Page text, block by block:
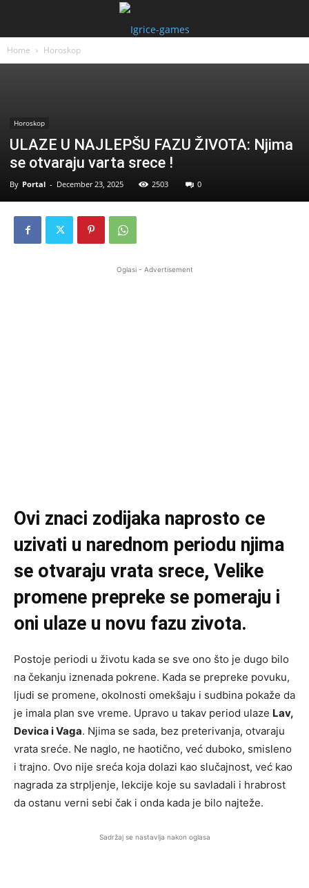
Home Horoskop
Horoskop
ULAZE U NAJLEPŠU FAZU ŽIVOTA: Njima
se otvaraju varta srece !
By Portal - December 23, 2025 2503 0
Oglasi - Advertisement
Ovi znaci zodijaka naprosto ce
uzivati u narednom periodu njima
se otvaraju vrata srece, Velike
promene prepreke se pomeraju i
oni ulaze u novu fazu zivota.
Postoje periodi u životu kada se sve ono što je dugo bilo
na čekanju iznenada pokrene. Kada se prepreke povuku,
ljudi se promene, okolnosti omekšaju i sudbina pokaže da
je imala plan sve vreme. Upravo u takav period ulaze Lav,
Devica i Vaga. Njima se sada, bez preterivanja, otvaraju
vrata sreće. Ne naglo, ne haotično, već duboko, smisleno
i trajno. Ovo nije sreća koja dolazi kao slučajnost, već kao
nagrada za strpljenje, lekcije koje su savladali i hrabrost
da ostanu verni sebi čak i onda kada je bilo najteže.
Sadržaj se nastavlja nakon oglasa